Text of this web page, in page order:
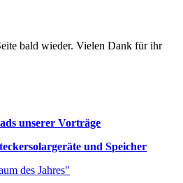
bald wieder. Vielen Dank für ihr
unserer Vorträge
und Speicher
des Jahres"